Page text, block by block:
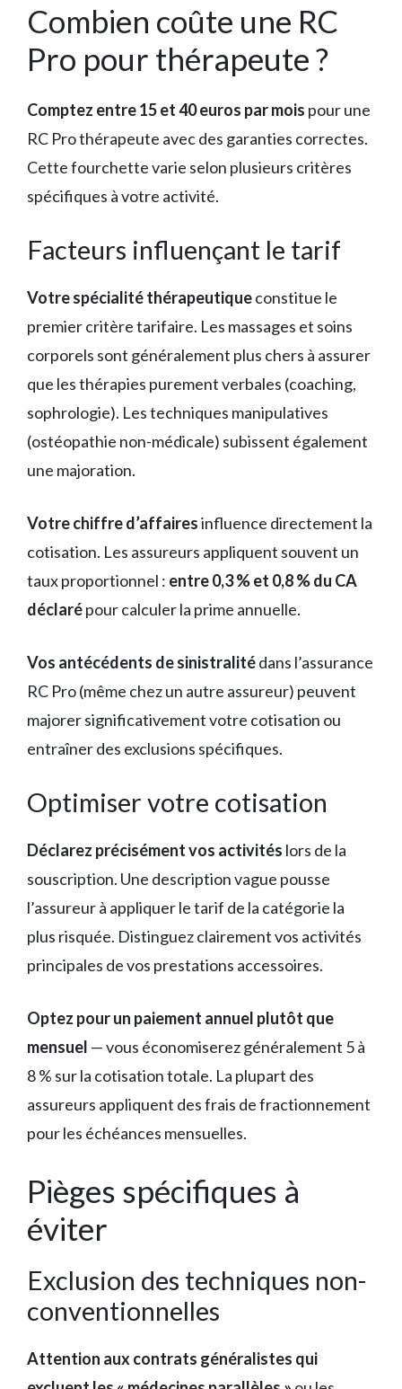
Combien coûte une RC
Pro pour thérapeute ?
Comptez entre 15 et 40 euros par mois pour une
RC Pro thérapeute avec des garanties correctes.
Cette fourchette varie selon plusieurs critères
spécifiques à votre activité.
Facteurs influençant le tarif
Votre spécialité thérapeutiqueconstitue le
premier critère tarifaire. Les massages et soins
corporels sont généralement plus chers à assurer
que les thérapies purement verbales (coaching,
sophrologie). Les techniques manipulatives
(ostéopathie non-médicale) subissent également
une majoration.
Votre chiffre d’affairesinfluence directement la
cotisation. Les assureurs appliquent souvent un
taux proportionnel : entre 0,3 % et 0,8 % du CA
déclarépour calculer la prime annuelle.
Vos antécédents de sinistralitédans l’assurance
RC Pro (même chez un autre assureur) peuvent
majorer significativement votre cotisation ou
entraîner des exclusions spécifiques.
Optimiser votre cotisation
Déclarez précisément vos activités lors de la
souscription. Une description vague pousse
l’assureur à appliquer le tarif de la catégorie la
plus risquée. Distinguez clairement vos activités
principales de vos prestations accessoires.
Optez pour un paiement annuel plutôt que
mensuel — vous économiserez généralement 5 à
8 % sur la cotisation totale. La plupart des
assureurs appliquent des frais de fractionnement
pour les échéances mensuelles.
Pièges spécifiques à
éviter
Exclusion des techniques non-
conventionnelles
Attention aux contrats généralistes qui